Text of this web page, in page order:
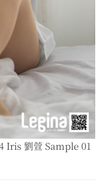
Iris 劉萱 Sample 01